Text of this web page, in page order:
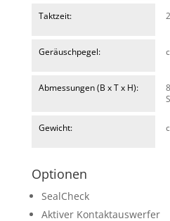
Taktzeit:
Geräuschpegel:
Abmessungen (B x T x H):
Gewicht:
Optionen
SealCheck
Aktiver Kontaktauswerfer